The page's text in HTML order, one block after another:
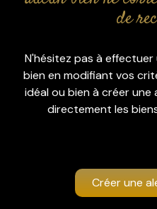
contact
de
N'hésitez pas à
bien en modifiant vos
idéal ou bien à créer
directement les
Créer une